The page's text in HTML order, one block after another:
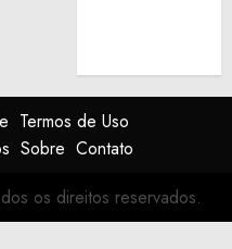
Termos de Uso
Sobre Contato
os direitos reservados.